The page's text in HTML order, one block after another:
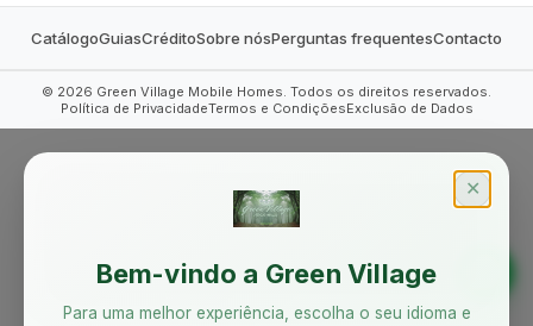
CatálogoGuiasCréditoSobre nósPerguntas frequentesContacto
© 2026 Green Village Mobile Homes. Todos os direitos reservados.
Política de PrivacidadeTermos e CondiçõesExclusão de Dados
✕
Bem-vindo a Green Village
Para uma melhor experiência, escolha o seu idioma e